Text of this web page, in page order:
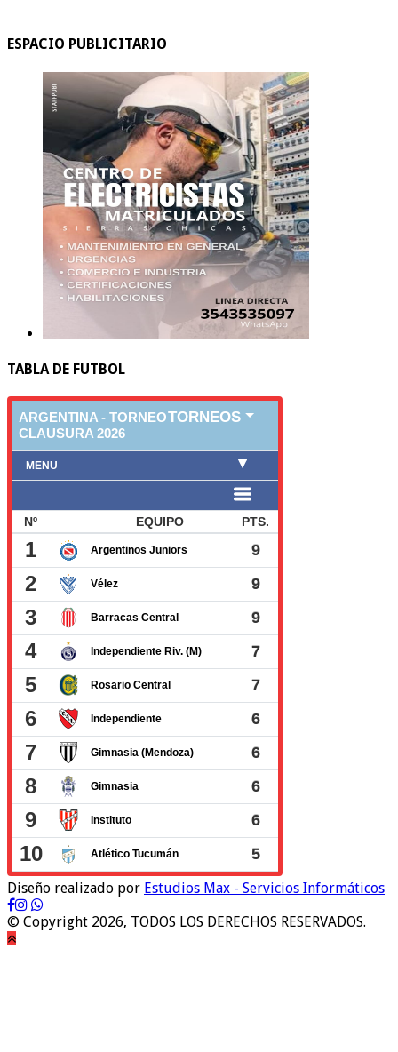
ESPACIO PUBLICITARIO
TABLA DE FUTBOL
Diseño realizado por Estudios Max - Servicios Informáticos
© Copyright 2026, TODOS LOS DERECHOS RESERVADOS.